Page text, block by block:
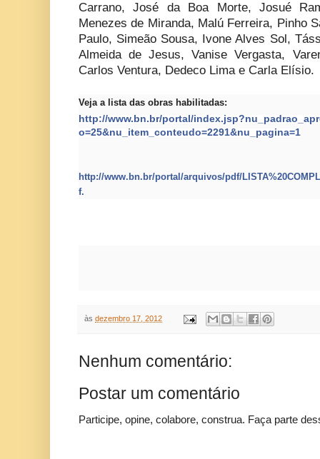
Carrano, José da Boa Morte, Josué
Menezes de Miranda, Malú Ferreira, Pinho
Paulo, Simeão Sousa, Ivone Alves Sol,
Almeida de Jesus, Vanise Vergasta,
Carlos Ventura, Dedeco Lima e Carla Elísio.
Veja a lista das obras habilitadas:
http://www.bn.br/portal/
o=25&nu_item_conteudo=2291&nu_ pagina=1
http://www.bn.br/portal/arquivos/pdf/
f.
às dezembro 17, 2012
Nenhum comentário:
Postar um comentário
Participe, opine, colabore, construa. Faça parte